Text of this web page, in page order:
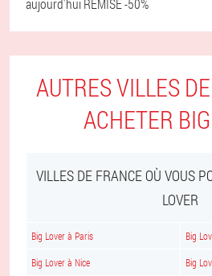
aujourd'hui REMISE -50%
AUTRES VILLES
ACHETER
VILLES DE FRANCE OÙ VOUS
LOVER
Big Lover à Paris Big
Big Lover à Nice Big